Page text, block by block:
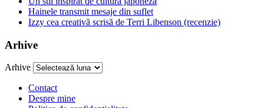
Hainele transmit mesaje din suflet
Izzy cea creativă scrisă de Terri Libenson (recenzie)
Arhive
Arhive
Contact
Despre mine